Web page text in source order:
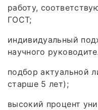
работу,
ГОСТ;
индивидуальный
научного
подбор актуальной
старше 5 лет);
высокий процент